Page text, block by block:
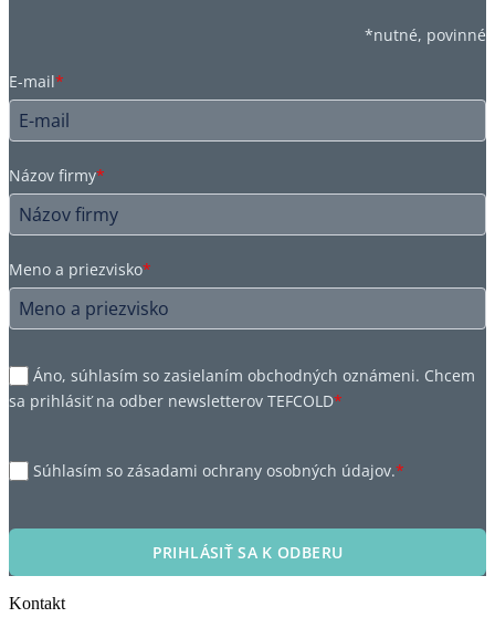
*nutné, povinné
E-mail*
Názov firmy*
Meno a priezvisko*
Áno, súhlasím so zasielaním obchodných oznámeni. Chcem
sa prihlásiť na odber newsletterov TEFCOLD*
Súhlasím so zásadami ochrany osobných údajov.*
PRIHLÁSIŤ SA K ODBERU
Kontakt